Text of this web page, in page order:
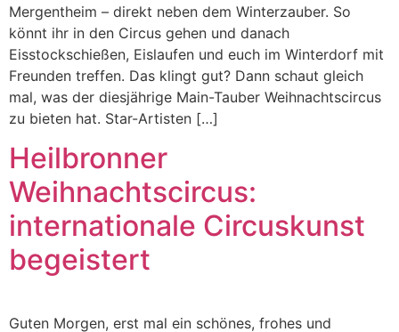
Mergentheim – direkt neben dem Winterzauber. So
könnt ihr in den Circus gehen und danach
Eisstockschießen, Eislaufen und euch im Winterdorf mit
Freunden treffen. Das klingt gut? Dann schaut gleich
mal, was der diesjährige Main-Tauber Weihnachtscircus
zu bieten hat. Star-Artisten […]
Heilbronner
Weihnachtscircus:
internationale Circuskunst
begeistert
Guten Morgen, erst mal ein schönes, frohes und